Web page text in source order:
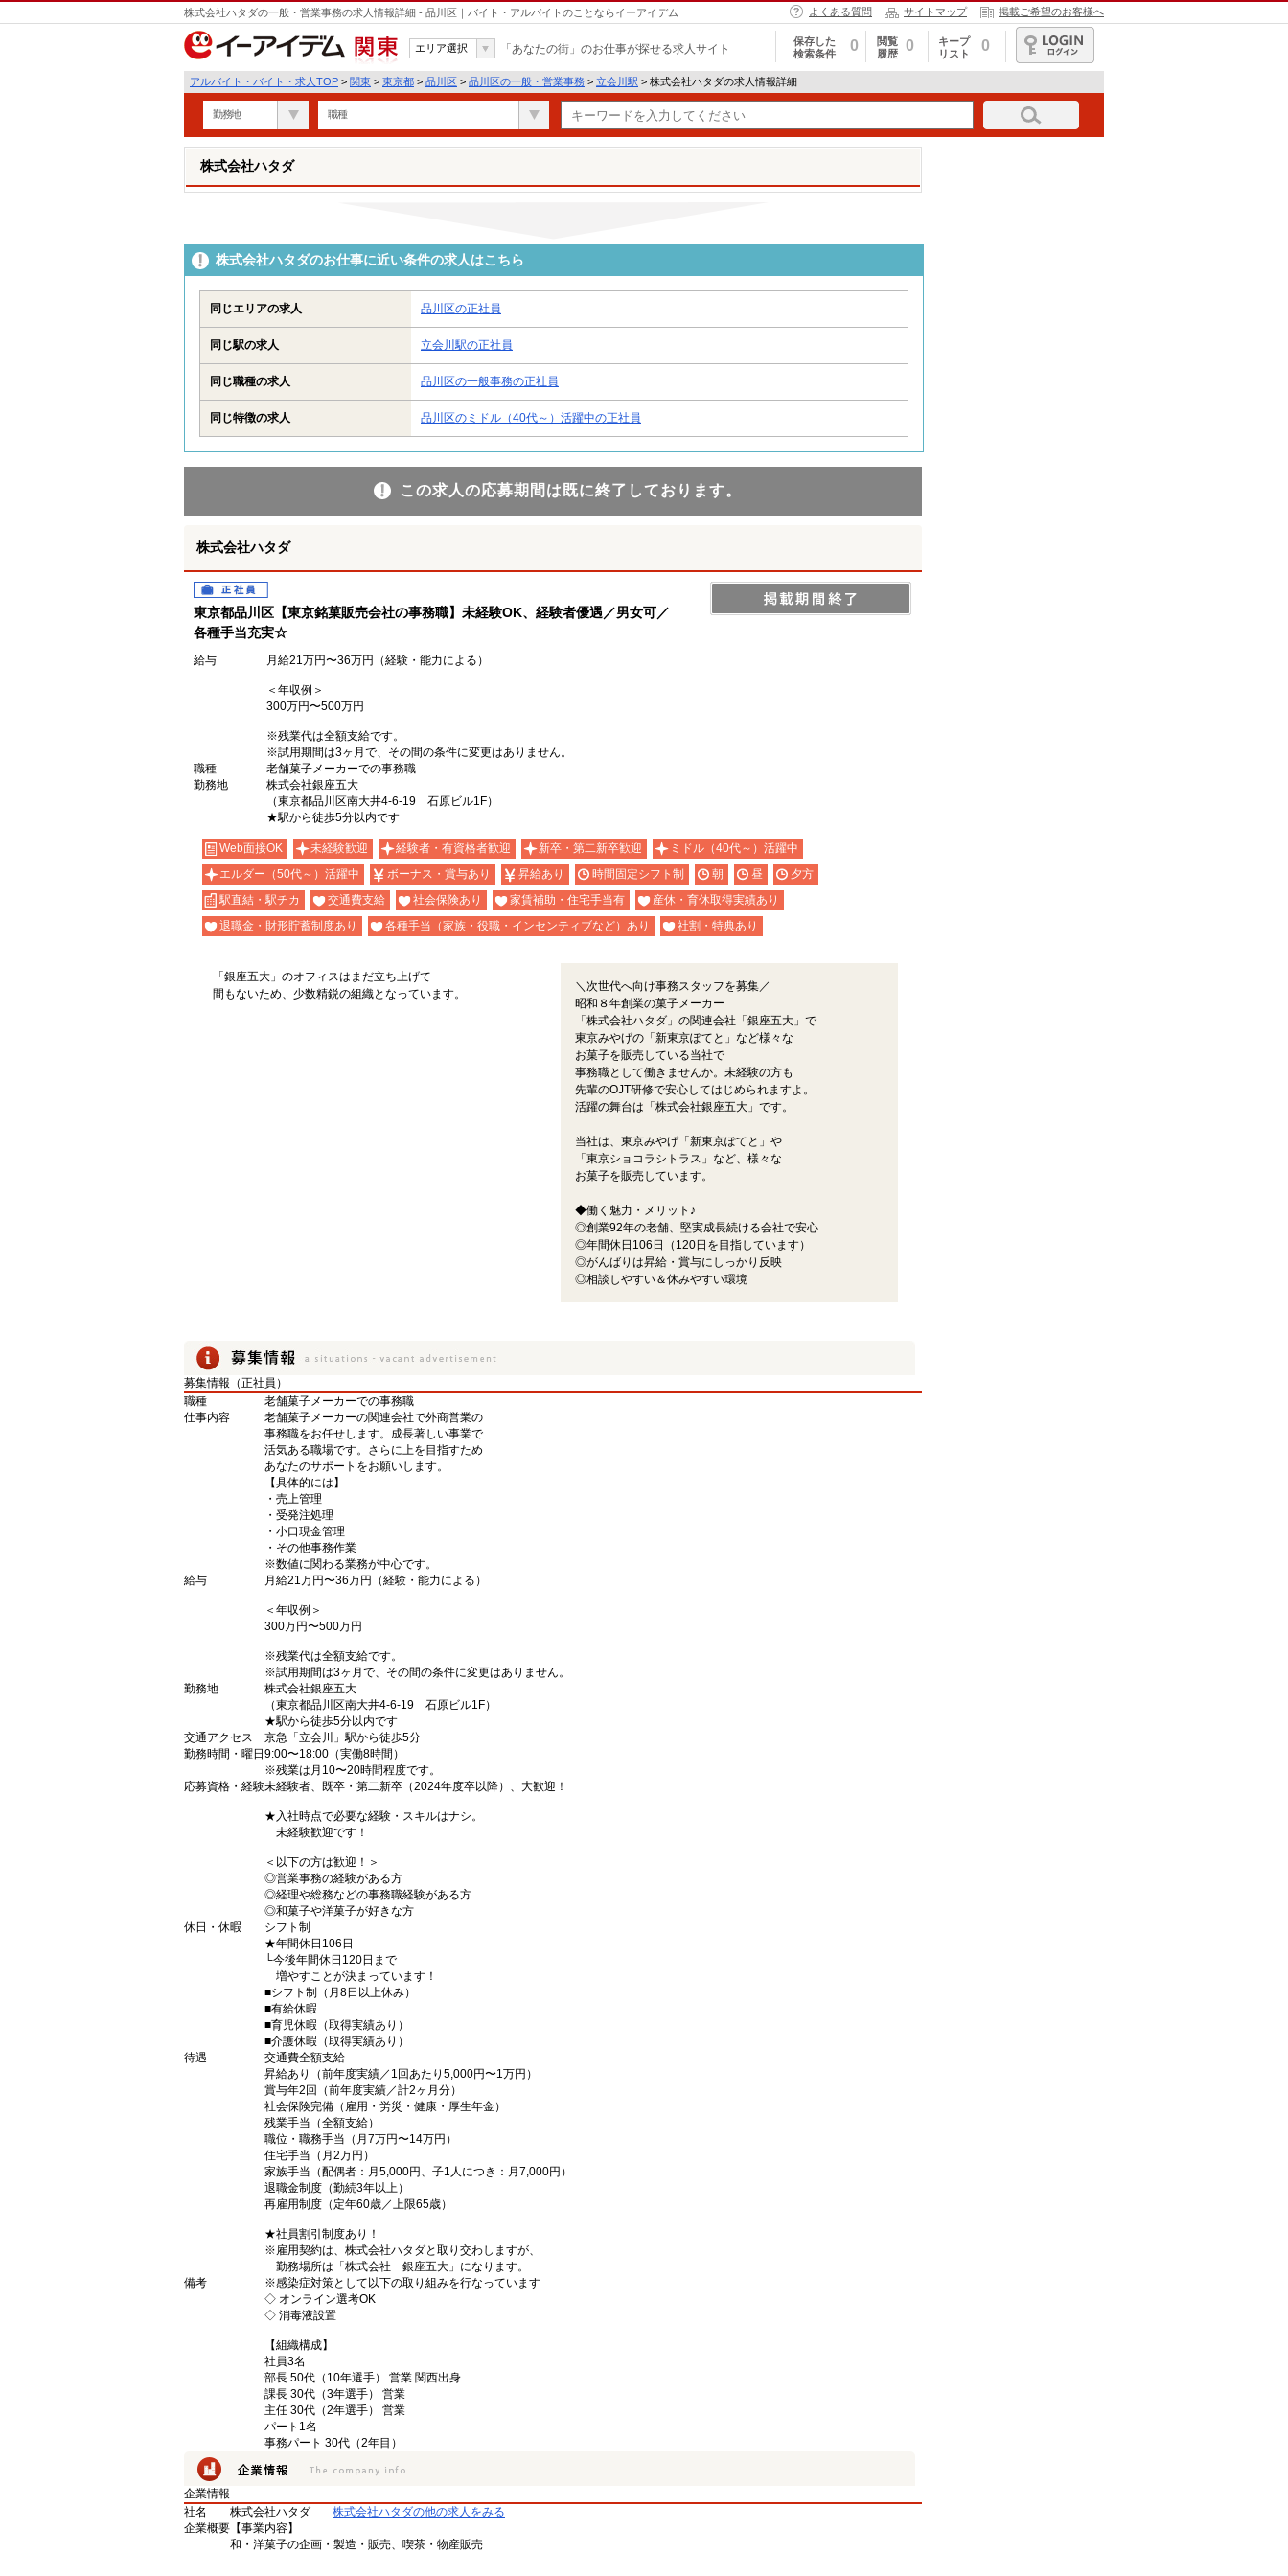
株式会社ハタダの一般・営業事務の求人情報詳細 - 品川区｜バイト・アルバイトのことならイーアイデム よくある質問 サイトマップ 掲載ご希望のお客様へ
関東
エリア選択 「あなたの街」のお仕事が探せる求人サイト
保存した
検索条件
0
閲覧
履歴
0
キープ
リスト
0
ログイン
アルバイト・バイト・求人TOP > 関東 > 東京都 > 品川区 > 品川区の一般・営業事務 > 立会川駅 > 株式会社ハタダの求人情報詳細
勤務地 職種
株式会社ハタダ
株式会社ハタダのお仕事に近い条件の求人はこちら
同じエリアの求人 品川区の正社員
同じ駅の求人 立会川駅の正社員
同じ職種の求人 品川区の一般事務の正社員
同じ特徴の求人 品川区のミドル（40代～）活躍中の正社員
この求人の応募期間は既に終了しております。
株式会社ハタダ
正社員
東京都品川区【東京銘菓販売会社の事務職】未経験OK、経験者優遇／男女可／
各種手当充実☆
給与 月給21万円〜36万円（経験・能力による）
＜年収例＞
300万円〜500万円
※残業代は全額支給です。
※試用期間は3ヶ月で、その間の条件に変更はありません。
職種
老舗菓子メーカーでの事務職
勤務地
株式会社銀座五大
（東京都品川区南大井4-6-19 石原ビル1F）
★駅から徒歩5分以内です
Web面接OK 未経験歓迎 経験者・有資格者歓迎 新卒・第二新卒歓迎
ミドル（40代～）活躍中
エルダー（50代～）活躍中
ボーナス・賞与あり 昇給あり 時間固定シフト制 朝 昼
夕方
駅直結・駅チカ
交通費支給 社会保険あり 家賃補助・住宅手当有
産休・育休取得実績あり
退職金・財形貯蓄制度あり
各種手当（家族・役職・インセンティブなど）あり 社割・特典あり
「銀座五大」のオフィスはまだ立ち上げて
間もないため、少数精鋭の組織となっています。
＼次世代へ向け事務スタッフを募集／
昭和８年創業の菓子メーカー
「株式会社ハタダ」の関連会社「銀座五大」で
東京みやげの「新東京ぽてと」など様々な
お菓子を販売している当社で
事務職として働きませんか。未経験の方も
先輩のOJT研修で安心してはじめられますよ。
活躍の舞台は「株式会社銀座五大」です。
当社は、東京みやげ「新東京ぽてと」や
「東京ショコラシトラス」など、様々な
お菓子を販売しています。
◆働く魅力・メリット♪
◎創業92年の老舗、堅実成長続ける会社で安心
◎年間休日106日（120日を目指しています）
◎がんばりは昇給・賞与にしっかり反映
◎相談しやすい＆休みやすい環境
募集情報（正社員）
職種
老舗菓子メーカーでの事務職
仕事内容
老舗菓子メーカーの関連会社で外商営業の
事務職をお任せします。成長著しい事業で
活気ある職場です。さらに上を目指すため
あなたのサポートをお願いします。
【具体的には】
・売上管理
・受発注処理
・小口現金管理
・その他事務作業
※数値に関わる業務が中心です。
給与
月給21万円〜36万円（経験・能力による）
＜年収例＞
300万円〜500万円
※残業代は全額支給です。
※試用期間は3ヶ月で、その間の条件に変更はありません。
勤務地
株式会社銀座五大
（東京都品川区南大井4-6-19 石原ビル1F）
★駅から徒歩5分以内です
交通アクセス
京急「立会川」駅から徒歩5分
勤務時間・曜日 9:00〜18:00（実働8時間）
※残業は月10〜20時間程度です。
応募資格・経験未経験者、既卒・第二新卒（2024年度卒以降）、大歓迎！
★入社時点で必要な経験・スキルはナシ。
未経験歓迎です！
＜以下の方は歓迎！＞
◎営業事務の経験がある方
◎経理や総務などの事務職経験がある方
◎和菓子や洋菓子が好きな方
休日・休暇
シフト制
★年間休日106日
└今後年間休日120日まで
増やすことが決まっています！
■シフト制（月8日以上休み）
■有給休暇
■育児休暇（取得実績あり）
■介護休暇（取得実績あり）
待遇
交通費全額支給
昇給あり（前年度実績／1回あたり5,000円〜1万円）
賞与年2回（前年度実績／計2ヶ月分）
社会保険完備（雇用・労災・健康・厚生年金）
残業手当（全額支給）
職位・職務手当（月7万円〜14万円）
住宅手当（月2万円）
家族手当（配偶者：月5,000円、子1人につき：月7,000円）
退職金制度（勤続3年以上）
再雇用制度（定年60歳／上限65歳）
★社員割引制度あり！
※雇用契約は、株式会社ハタダと取り交わしますが、
勤務場所は「株式会社 銀座五大」になります。
備考
※感染症対策として以下の取り組みを行なっています
◇ オンライン選考OK
◇ 消毒液設置
【組織構成】
社員3名
部長 50代（10年選手） 営業 関西出身
課長 30代（3年選手） 営業
主任 30代（2年選手） 営業
パート1名
事務パート 30代（2年目）
企業情報
社名
株式会社ハタダ
株式会社ハタダの他の求人をみる
企業概要 【事業内容】
和・洋菓子の企画・製造・販売、喫茶・物産販売